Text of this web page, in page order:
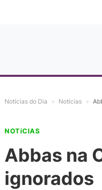
Notícias do Dia » Notícias »
NOTíCIAS
Abbas na
ignorados